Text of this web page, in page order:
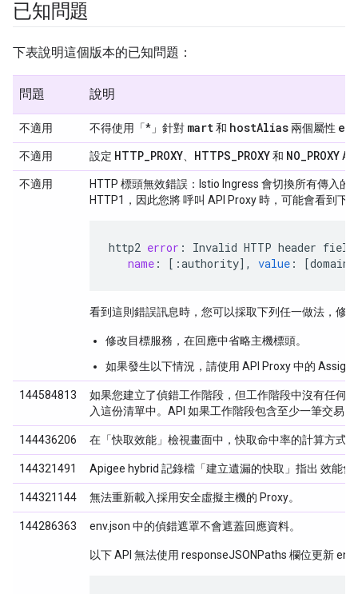
已知問題
下表說明這個版本的已知問題：
問題 說明
不適用 不得使用「*」針對 mart和 hostAlias兩個屬性
不適用 設定 HTTP_PROXY HTTPS_PROXY和 NO_PROXY
不適用
HTTP 標頭無效錯誤：Istio Ingress 會切換所有傳入
HTTP1，因此您將 呼叫 API Proxy 時，可能會看到下
http2 error : Invalid HTTP header field
name : [ :authority] , value : [
看到這則錯誤訊息時，您可以採取下列任一做法，修
修改目標服務，在回應中省略主機標頭。
如果發生以下情況，請使用 API Proxy 中的
144584813
如果您建立了偵錯工作階段，但工作階段中沒有任何
入這份清單中。API 如果工作階段包含至少一筆交易
144436206 在「快取效能」 檢視畫面中，快取命中率的計算方式
144321491 Apigee hybrid 記錄檔「建立遺漏的快取」指出 效能
144321144 無法重新載入採用安全虛擬主機的 Proxy。
144286363 env.json 中的偵錯遮罩不會遮蓋回應資料。
以下 API 無法使用 responseJSONPaths 欄位更新